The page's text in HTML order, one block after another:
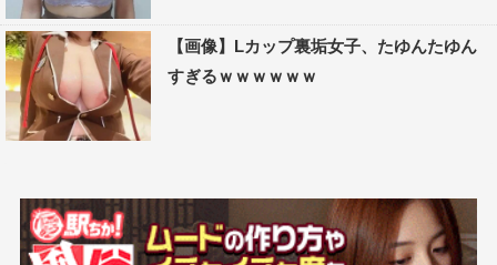
【画像】Lカップ裏垢女子、たゆんたゆん
すぎるｗｗｗｗｗｗ